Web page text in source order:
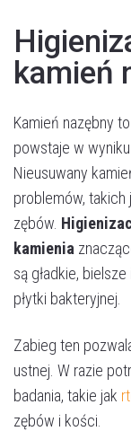
kamień
Kamień nazębny
powstaje w
Nieusuwany
problemów, takich
zębów.
kamienia
są gładkie,
płytki bakteryjnej.
Zabieg ten
ustnej. W razie
badania, takie jak
zębów i kości.